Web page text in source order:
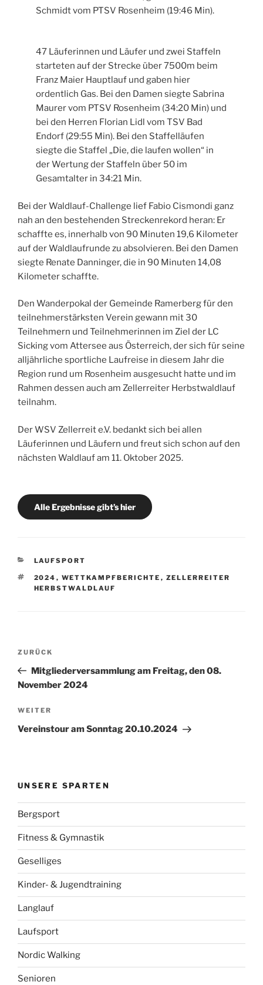
Schmidt vom PTSV Rosenheim (19:46 Min).
47 Läuferinnen und Läufer und zwei Staffeln
starteten auf der Strecke über 7500m beim
Franz Maier Hauptlauf und gaben hier
ordentlich Gas. Bei den Damen siegte Sabrina
Maurer vom PTSV Rosenheim (34:20 Min) und
bei den Herren Florian Lidl vom TSV Bad
Endorf (29:55 Min). Bei den Staffelläufen
siegte die Staffel „Die, die laufen wollen“ in
der Wertung der Staffeln über 50 im
Gesamtalter in 34:21 Min.
Bei der Waldlauf-Challenge lief Fabio Cismondi ganz
nah an den bestehenden Streckenrekord heran: Er
schaffte es, innerhalb von 90 Minuten 19,6 Kilometer
auf der Waldlaufrunde zu absolvieren. Bei den Damen
siegte Renate Danninger, die in 90 Minuten 14,08
Kilometer schaffte.
Den Wanderpokal der Gemeinde Ramerberg für den
teilnehmerstärksten Verein gewann mit 30
Teilnehmern und Teilnehmerinnen im Ziel der LC
Sicking vom Attersee aus Österreich, der sich für seine
alljährliche sportliche Laufreise in diesem Jahr die
Region rund um Rosenheim ausgesucht hatte und im
Rahmen dessen auch am Zellerreiter Herbstwaldlauf
teilnahm.
Der WSV Zellerreit e.V. bedankt sich bei allen
Läuferinnen und Läufern und freut sich schon auf den
nächsten Waldlauf am 11. Oktober 2025.
Alle Ergebnisse gibt’s hier
KATEGORIEN
LAUFSPORT
SCHLAGWÖRTER
2024 , WETTKAMPFBERICHTE , ZELLERREITER
HERBSTWALDLAUF
Beitragsnavigation
Vorheriger
Beitrag
ZURÜCK
Mitgliederversammlung am Freitag, den 08.
November 2024
Nächster
Beitrag
WEITER
Vereinstour am Sonntag 20.10.2024
UNSERE SPARTEN
Bergsport
Fitness & Gymnastik
Geselliges
Kinder- & Jugendtraining
Langlauf
Laufsport
Nordic Walking
Senioren